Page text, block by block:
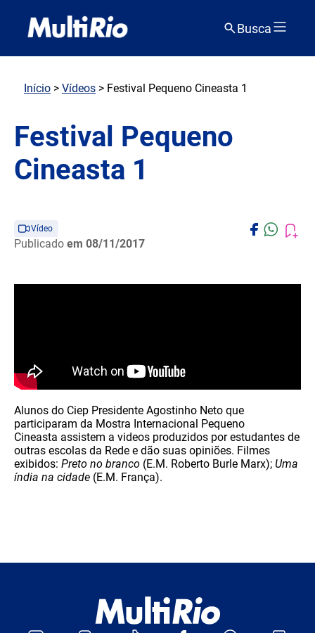
Busca
Início > Vídeos > Festival Pequeno Cineasta 1
Festival Pequeno
Cineasta 1
Vídeo
Publicado em 08/11/2017
Alunos do Ciep Presidente Agostinho Neto que
participaram da Mostra Internacional Pequeno
Cineasta assistem a videos produzidos por estudantes de
outras escolas da Rede e dão suas opiniões. Filmes
exibidos: Preto no branco (E.M. Roberto Burle Marx); Uma
índia na cidade (E.M. França).